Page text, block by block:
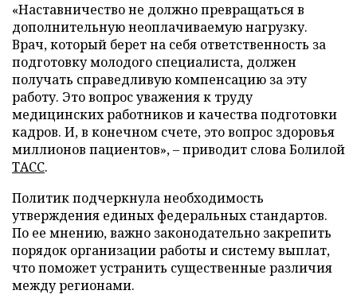
«Наставничество не должно превращаться в
дополнительную неоплачиваемую нагрузку.
Врач, который берет на себя ответственность за
подготовку молодого специалиста, должен
получать справедливую компенсацию за эту
работу. Это вопрос уважения к труду
медицинских работников и качества подготовки
кадров. И, в конечном счете, это вопрос здоровья
миллионов пациентов», – приводит слова Болилой
ТАСС.
Политик подчеркнула необходимость
утверждения единых федеральных стандартов.
По ее мнению, важно законодательно закрепить
порядок организации работы и систему выплат,
что поможет устранить существенные различия
между регионами.